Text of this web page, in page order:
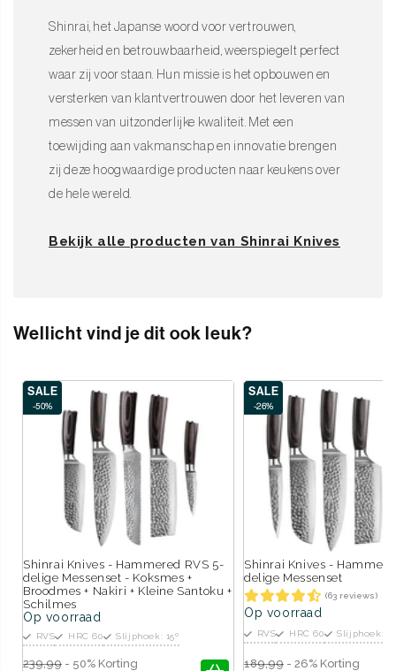
Shinrai, het Japanse woord voor vertrouwen,
zekerheid en betrouwbaarheid, weerspiegelt perfect
waar zij voor staan. Hun missie is het opbouwen en
versterken van klantvertrouwen door het leveren van
messen van uitzonderlijke kwaliteit. Met een
toewijding aan vakmanschap en innovatie brengen
zij deze hoogwaardige producten naar keukens over
de hele wereld.
Bekijk alle producten van Shinrai Knives
Wellicht vind je dit ook leuk?
SALE
-50%
Shinrai Knives - Hammered RVS 5-
delige Messenset - Koksmes +
Broodmes + Nakiri + Kleine Santoku +
Schilmes
Op voorraad
RVS HRC 60 Slijphoek: 15º
239,99 - 50% Korting
SALE
-26%
Shinrai Knives -
delige Messenset
(63 reviews)
Op voorraad
RVS HRC 60 Slijphoek:
189,99 - 26% Korting